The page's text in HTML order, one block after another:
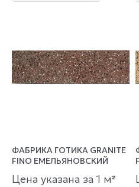
ФАБРИКА ГОТИКА GRANITE
FINO ЕМЕЛЬЯНОВСКИЙ
Цена указана за 1 м²